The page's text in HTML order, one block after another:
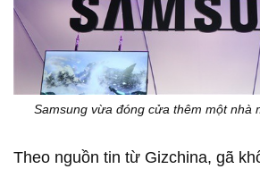
Samsung vừa đóng cửa thêm một nhà
Theo nguồn tin từ Gizchina, gã